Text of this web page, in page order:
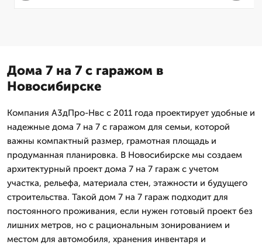
Дома 7 на 7 с гаражом в
Новосибирске
Компания А3дПро-Нвс с 2011 года проектирует удобные и
надежные дома 7 на 7 с гаражом для семьи, которой
важны компактный размер, грамотная площадь и
продуманная планировка. В Новосибирске мы создаем
архитектурный проект дома 7 на 7 гараж с учетом
участка, рельефа, материала стен, этажности и будущего
строительства. Такой дом 7 на 7 гараж подходит для
постоянного проживания, если нужен готовый проект без
лишних метров, но с рациональным зонированием и
местом для автомобиля, хранения инвентаря и